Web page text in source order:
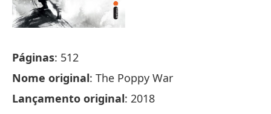
Páginas: 512
Nome original: The Poppy War
Lançamento original: 2018